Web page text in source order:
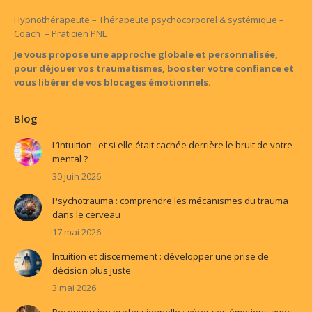
in
new
window
in
new
window
in
new
window
Hypnothérapeute – Thérapeute psychocorporel & systémique –
Coach – Praticien PNL
Je vous propose une approche globale et personnalisée,
pour déjouer vos traumatismes, booster votre confiance et
vous libérer de vos blocages émotionnels.
Blog
L’intuition : et si elle était cachée derrière le bruit de votre
mental ?
30 juin 2026
Psychotrauma : comprendre les mécanismes du trauma
dans le cerveau
17 mai 2026
Intuition et discernement : développer une prise de
décision plus juste
3 mai 2026